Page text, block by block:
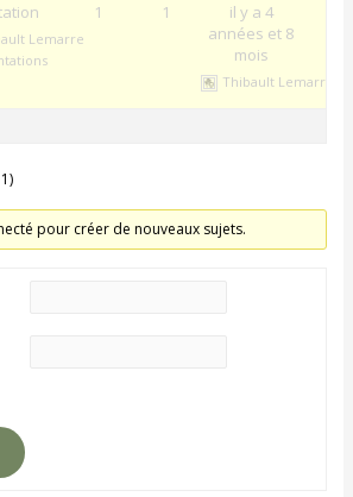
Lemarre
1 1
il y a 4
années et 8
mois
Thibault Lemarre
pour créer de nouveaux sujets.